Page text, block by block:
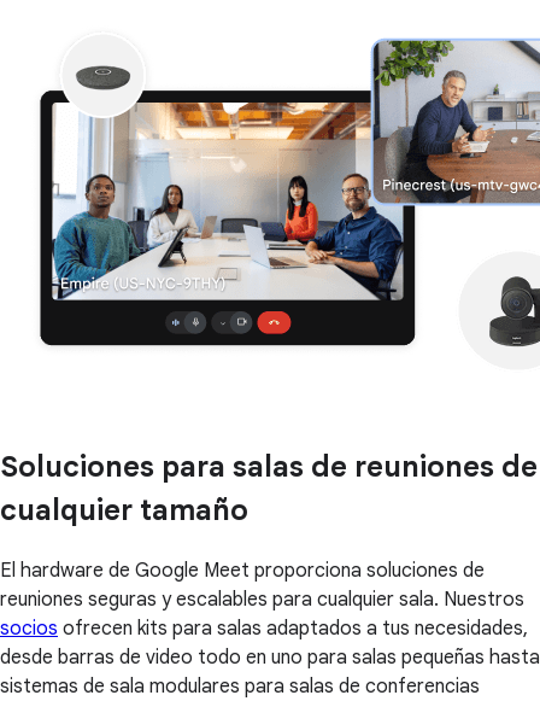
Soluciones para salas de reuniones de
cualquier tamaño
El hardware de Google Meet proporciona soluciones de
reuniones seguras y escalables para cualquier sala. Nuestros
socios ofrecen kits para salas adaptados a tus necesidades,
desde barras de video todo en uno para salas pequeñas hasta
sistemas de sala modulares para salas de conferencias